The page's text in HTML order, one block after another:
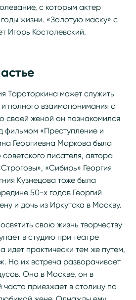
с которым актер
жизни. «Золотую маску» с
Игорь Костолевский.
Тараторкина может служить
полного взаимопонимания с
своей женой он познакомился
фильмом «Преступление и
Георгиевна Маркова была
писателя, автора
«Сибирь» Георгия
Кузнецова тоже была
50-х годов Георгий
и дочь из Иркутска в Москву.
свою жизнь творчеству
в студию при театре
идет практически тем же путем,
Но их встреча разворачивает
Она в Москве, он в
часто приезжает в столицу по